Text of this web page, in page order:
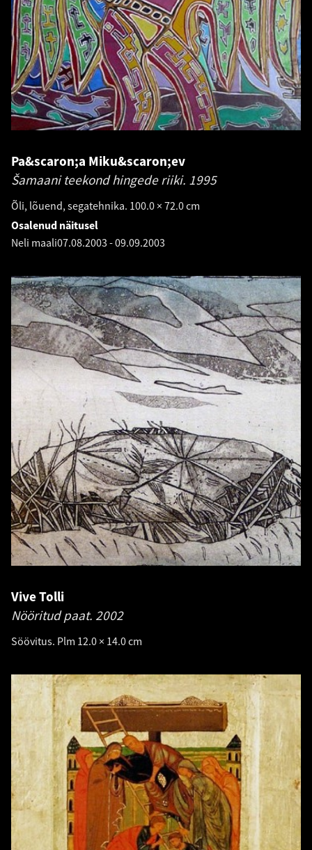
Pa&scaron;a Miku&scaron;ev
Šamaani teekond hingede riiki. 1995
Õli, lõuend, segatehnika. 100.0 × 72.0 cm
Osalenud näitusel
Neli maali07.08.2003 -09.09.2003
Vive Tolli
Nööritud paat. 2002
Söövitus. Plm 12.0 × 14.0 cm